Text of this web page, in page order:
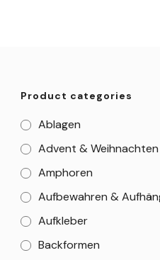
Product categories
Ablagen
Advent & Weihnachten
Amphoren
Aufbewahren &
Aufkleber
Backformen